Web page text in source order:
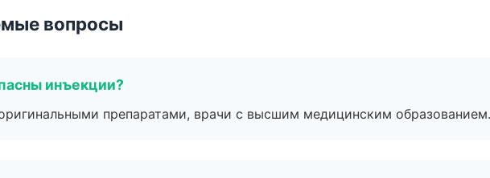
вопросы
инъекции?
препаратами, врачи с высшим медицинским образованием.